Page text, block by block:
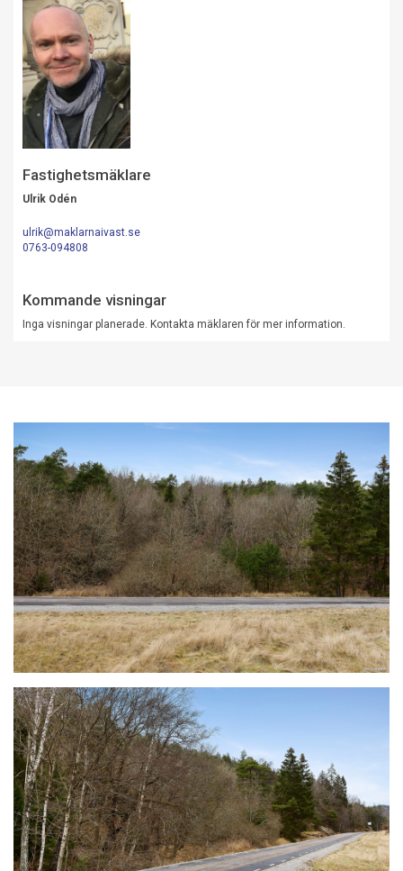
Fastighetsmäklare
Ulrik Odén
ulrik@maklarnaivast.se
0763-094808
Kommande visningar
Inga visningar planerade. Kontakta mäklaren för mer information.